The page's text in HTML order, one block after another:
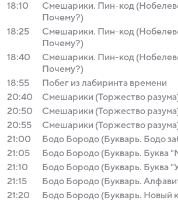
18:10
Смешарики. Пин-код
Почему?)
18:25
Смешарики. Пин-код
Почему?)
18:40
Смешарики. Пин-код
Почему?)
18:55
Побег из лабиринта времени
20:40
Смешарики (Торжество
20:50
Смешарики (Торжество
20:55
Смешарики (Торжество
21:00
Бодо Бородо (Букварь. Бодо
21:05
Бодо Бородо (Букварь. Буква
21:10
Бодо Бородо (Букварь. Буква
21:15
Бодо Бородо (Букварь.
21:20
Бодо Бородо (Букварь. Новый